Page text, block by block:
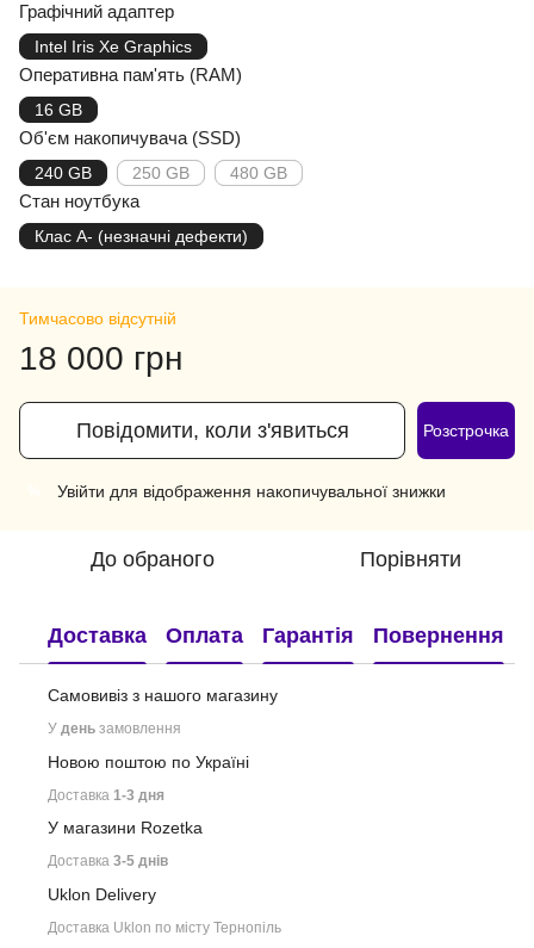
Графічний адаптер
Intel Iris Xe Graphics
Оперативна пам'ять (RAM)
16 GB
Об'єм накопичувача (SSD)
240 GB 250 GB 480 GB
Стан ноутбука
Клас A- (незначні дефекти)
Тимчасово відсутній
18 000 грн
Повідомити, коли з'явиться Розстрочка
Увійти для відображення накопичувальної знижки
До обраного Порівняти
Доставка Оплата Гарантія Повернення
Самовивіз з нашого магазину
У день замовлення
Новою поштою по Україні
Доставка 1-3 дня
У магазини Rozetka
Доставка 3-5 днів
Uklon Delivery
Доставка Uklon по місту Тернопіль